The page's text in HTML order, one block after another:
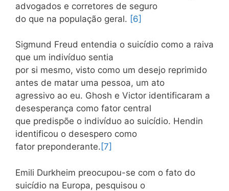
advogados e corretores de seguro
do que na população geral. [6]
Sigmund Freud entendia o suicídio como a raiva
que um indivíduo sentia
por si mesmo, visto como um desejo reprimido
antes de matar uma pessoa, um ato
agressivo ao eu. Ghosh e Victor identificaram a
desesperança como fator central
que predispõe o indivíduo ao suicídio. Hendin
identificou o desespero como
fator preponderante. [7]
Emili Durkheim preocupou-se com o fato do
suicídio na Europa, pesquisou o